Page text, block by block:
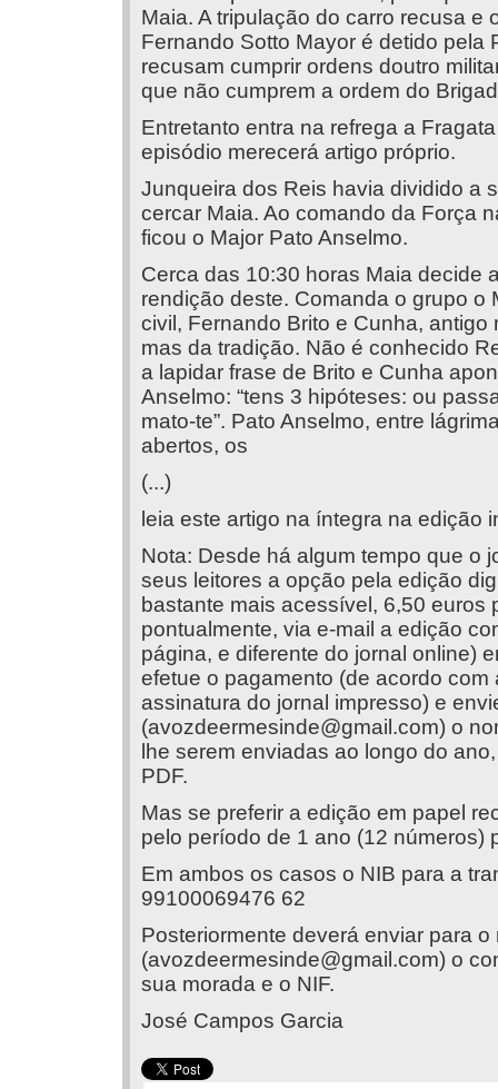
Maia. A tripulação do carro recusa e
Fernando Sotto Mayor é detido pela
recusam cumprir ordens doutro
que não cumprem a ordem do
Entretanto entra na refrega a
episódio merecerá artigo próprio.
Junqueira dos Reis havia dividido a
cercar Maia. Ao comando da Força
ficou o Major Pato Anselmo.
Cerca das 10:30 horas Maia decide
rendição deste. Comanda o grupo o
civil, Fernando Brito e Cunha,
mas da tradição. Não é conhecido
a lapidar frase de Brito e Cunha
Anselmo: “tens 3 hipóteses: ou
mato-te”. Pato Anselmo, entre
abertos, os
(...)
leia este artigo na íntegra na edição
Nota: Desde há algum tempo que o
seus leitores a opção pela edição
bastante mais acessível, 6,50 euros
pontualmente, via e-mail a edição
página, e diferente do jornal online)
efetue o pagamento (de acordo
assinatura do jornal impresso) e
(avozdeermesinde@gmail.com) o
lhe serem enviadas ao longo do
PDF.
Mas se preferir a edição em papel
pelo período de 1 ano (12 números)
Em ambos os casos o NIB para a
99100069476 62
Posteriormente deverá enviar para
(avozdeermesinde@gmail.com) o
sua morada e o NIF.
José Campos Garcia